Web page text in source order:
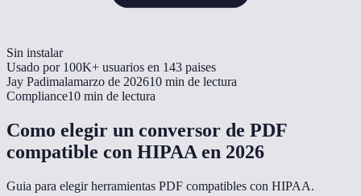
Sin instalar
Usado por 100K+ usuarios en 143 paises
Jay Padimalamarzo de 202610 min de lectura
Compliance10 min de lectura
Como elegir un conversor de PDF
compatible con HIPAA en 2026
Guia para elegir herramientas PDF compatibles con HIPAA.